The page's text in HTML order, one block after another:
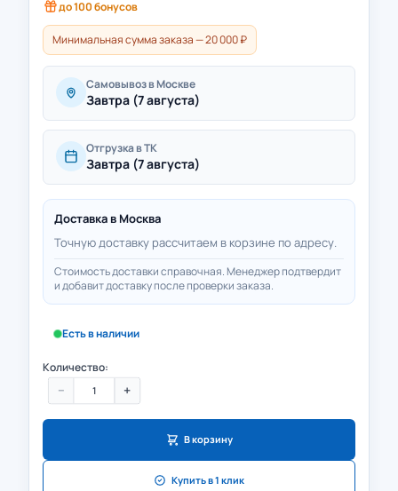
до100бонусов
Минимальная сумма заказа — 20 000 ₽
Самовывоз в Москве
Завтра (7 августа)
Отгрузка в ТК
Завтра (7 августа)
Доставка в Москва
Точную доставку рассчитаем в корзине по адресу.
Стоимость доставки справочная. Менеджер подтвердит
и добавит доставку после проверки заказа.
Есть в наличии
Количество:
− +
В корзину
Купить в 1 клик